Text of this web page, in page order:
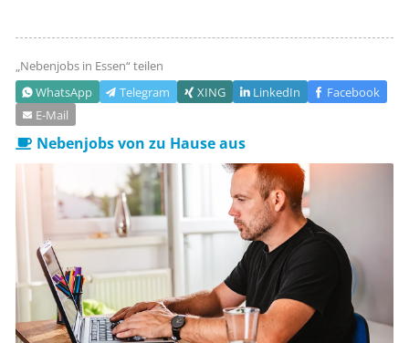
„Nebenjobs in Essen“ teilen
WhatsApp
Telegram XING LinkedIn
Facebook
E‑Mail
Nebenjobs von zu Hause aus